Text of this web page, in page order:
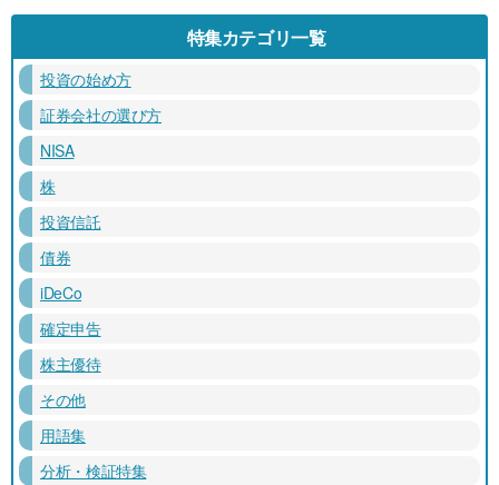
特集カテゴリ一覧
投資の始め方
証券会社の選び方
NISA
株
投資信託
債券
iDeCo
確定申告
株主優待
その他
用語集
分析・検証特集